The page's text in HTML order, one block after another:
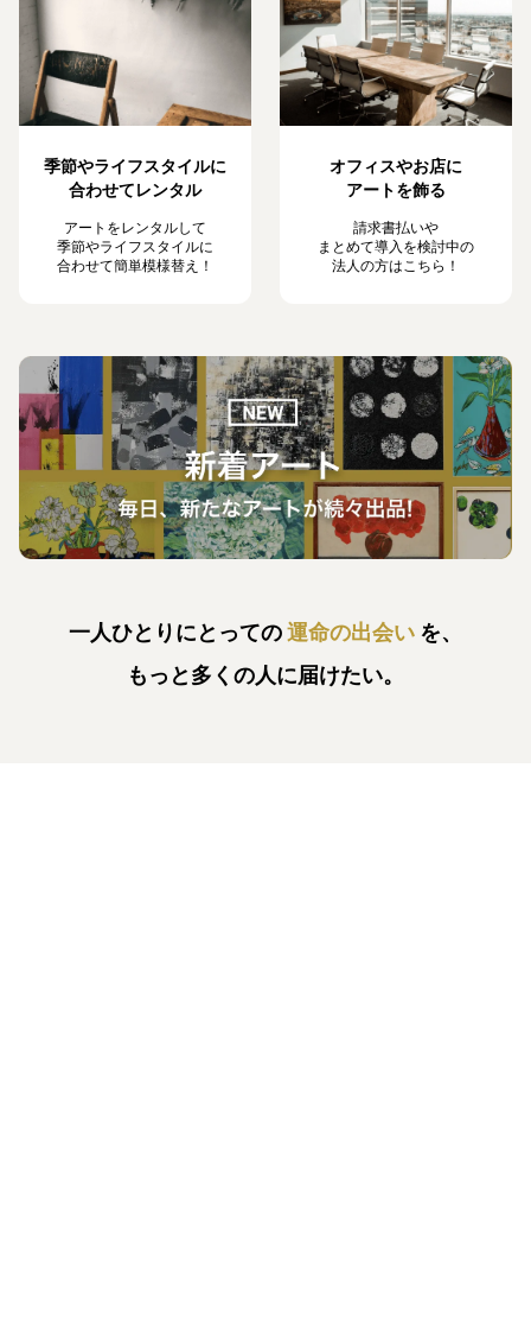
季節やライフスタイルに
合わせてレンタル
アートをレンタルして
季節やライフスタイルに
合わせて簡単模様替え！
オフィスやお店に
アートを飾る
請求書払いや
まとめて導入を検討中の
法人の方はこちら！
一人ひとりにとっての運命の出会い を、
もっと多くの人に届けたい。